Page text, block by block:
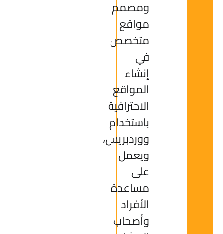
ومصمم
مواقع
متخصص
في
إنشاء
المواقع
الاحترافية
باستخدام
ووردبريس،
ويعمل
على
مساعدة
الأفراد
وأصحاب